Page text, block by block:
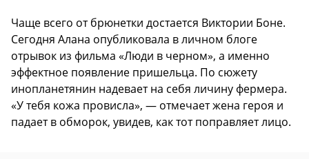
Чаще всего от брюнетки достается Виктории Боне.
Сегодня Алана опубликовала в личном блоге
отрывок из фильма «Люди в черном», а именно
эффектное появление пришельца. По сюжету
инопланетянин надевает на себя личину фермера.
«У тебя кожа провисла», — отмечает жена героя и
падает в обморок, увидев, как тот поправляет лицо.